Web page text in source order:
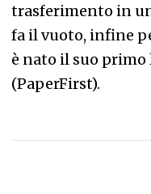
trasferimento in
fa il vuoto, infine
è nato il suo
(PaperFirst).